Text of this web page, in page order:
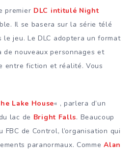
premier DLC intitulé Night
Il se basera sur la série télé
le jeu. Le DLC adoptera un format
de nouveaux personnages et
entre fiction et réalité. Vous
Lake House« , parlera d’un
lac de Bright Falls. Beaucoup
FBC de Control, l’organisation qui
paranormaux. CommeAlan